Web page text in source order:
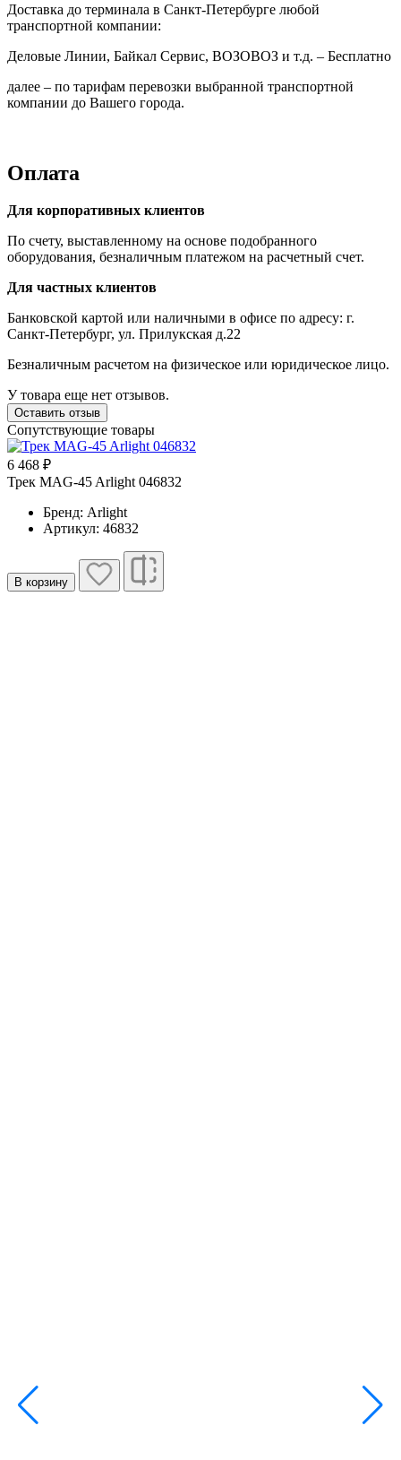
Доставка до терминала в Санкт-Петербурге любой
транспортной компании:
Деловые Линии, Байкал Сервис, ВОЗОВОЗ и т.д. – Бесплатно
далее – по тарифам перевозки выбранной транспортной
компании до Вашего города.
Оплата
Для корпоративных клиентов
По счету, выставленному на основе подобранного
оборудования, безналичным платежом на расчетный счет.
Для частных клиентов
Банковской картой или наличными в офисе по адресу: г.
Санкт-Петербург, ул. Прилукская д.22
Безналичным расчетом на физическое или юридическое лицо.
У товара еще нет отзывов.
Оставить отзыв
Сопутствующие товары
6 468 ₽
Трек MAG-45 Arlight 046832
Бренд: Arlight
Артикул: 46832
В корзину